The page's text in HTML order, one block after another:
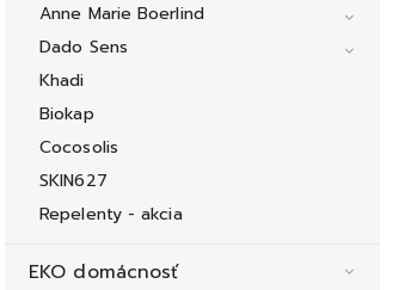
Anne Marie Boerlind
Dado Sens
Khadi
Biokap
Cocosolis
SKIN627
Repelenty - akcia
EKO domácnosť